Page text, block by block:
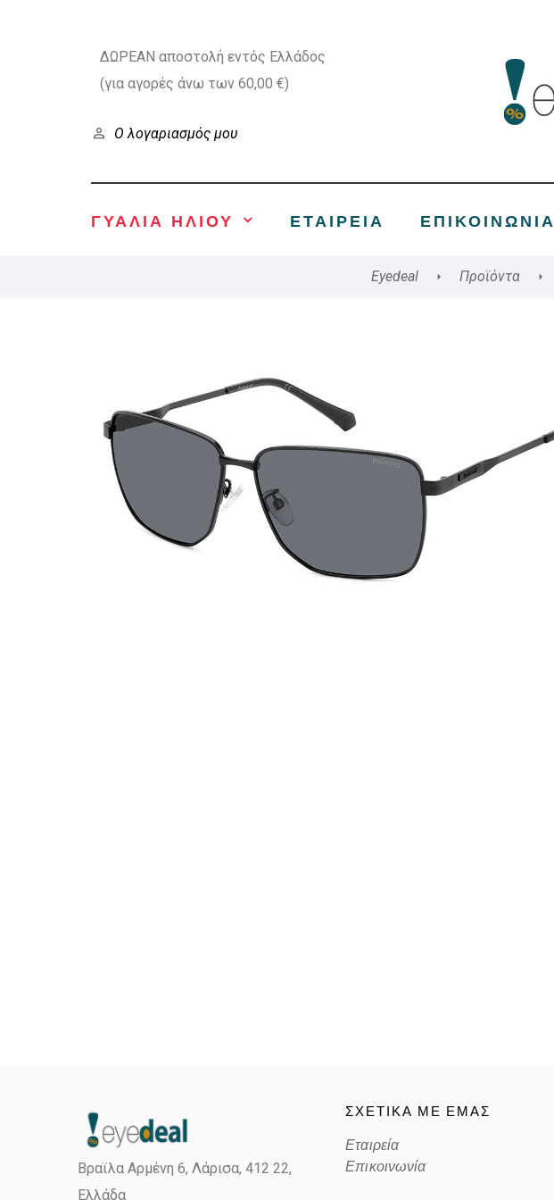
ΔΩΡΕΑΝ αποστολή εντός Ελλάδος
(για αγορές άνω των 60,00 €)
Ο λογαριασμός μου
ΓΥΑΛΙΑ ΗΛΙΟΥ ΕΤΑΙΡΕΊΑ ΕΠΙΚΟΙΝΩΝΊΑ
Eyedeal Προϊόντα
Βραϊλα Αρμένη 6, Λάρισα, 412 22,
Ελλάδα
ΣΧΕΤΙΚΑ ΜΕ ΕΜΑΣ
Εταιρεία
Επικοινωνία